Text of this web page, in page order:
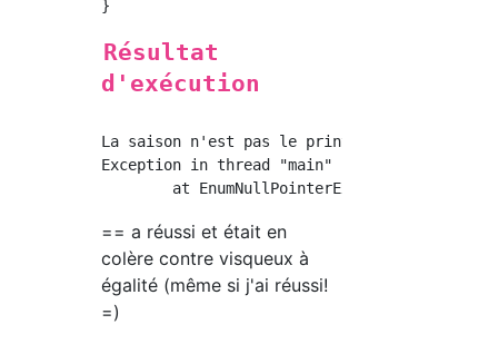
Résultat
d'exécution
La saison n'est pas le printemps.
Exception in thread "main"
== a réussi et était en
colère contre visqueux à
égalité (même si j'ai réussi!
=)